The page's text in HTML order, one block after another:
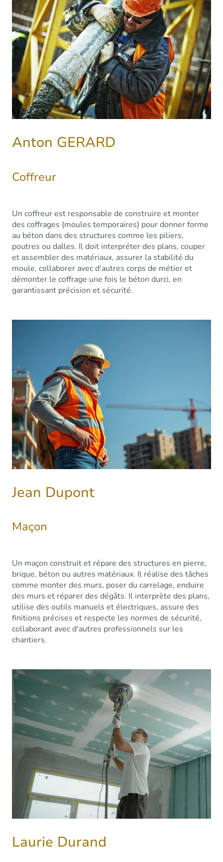
Anton GERARD
Coffreur
Un coffreur est responsable de construire et monter
des coffrages (moules temporaires) pour donner forme
au béton dans des structures comme les piliers,
poutres ou dalles. Il doit interpréter des plans, couper
et assembler des matériaux, assurer la stabilité du
moule, collaborer avec d'autres corps de métier et
démonter le coffrage une fois le béton durci, en
garantissant précision et sécurité.
Jean Dupont
Maçon
Un maçon construit et répare des structures en pierre,
brique, béton ou autres matériaux. Il réalise des tâches
comme monter des murs, poser du carrelage, enduire
des murs et réparer des dégâts. Il interprète des plans,
utilise des outils manuels et électriques, assure des
finitions précises et respecte les normes de sécurité,
collaborant avec d'autres professionnels sur les
chantiers.
Laurie Durand